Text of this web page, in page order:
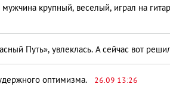
мужчина крупный, веселый, играл на
Путь», увлеклась. А сейчас вот
оптимизма. 26.09 13:26